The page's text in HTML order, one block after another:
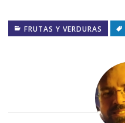
FRUTAS Y VERDURAS